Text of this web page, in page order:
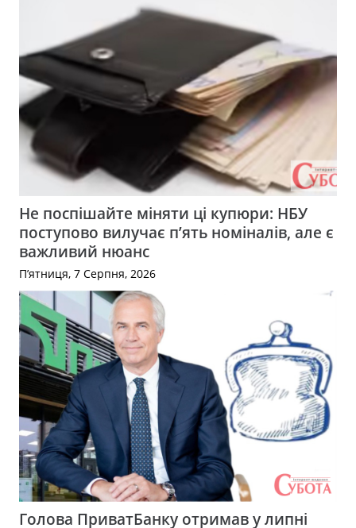
Не поспішайте міняти ці купюри: НБУ
поступово вилучає п’ять номіналів, але є
важливий нюанс
П’ятниця, 7 Серпня, 2026
Голова ПриватБанку отримав у липні